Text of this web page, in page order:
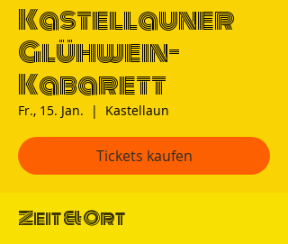
Kastellauner
Glühwein-
Kabarett
Fr., 15. Jan.
  |
Kastellaun
Tickets kaufen
Zeit & Ort